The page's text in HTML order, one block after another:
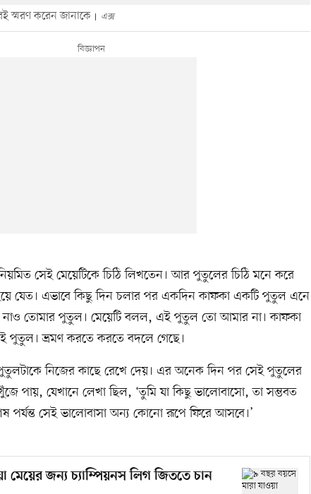
স্মরণ করেন জানাকে এক্স
সেই মেয়েটিকে চিঠি লিখতেন। আর পুতুলের চিঠি মনে করে
যেত। এভাবে কিছু দিন চলার পর একদিন কাফকা একটি পুতুল এনে
নাও তোমার পুতুল। মেয়েটি বলল, এই পুতুল তো আমার না। কাফকা
পুতুল। ভ্রমণ করতে করতে বদলে গেছে।
পুতুলটাকে নিজের কাছে রেখে দেয়। এর অনেক দিন পর সেই পুতুলের
পায়, যেখানে লেখা ছিল, ‘তুমি যা কিছু ভালোবাসো, তা সম্ভবত
পর্যন্ত সেই ভালোবাসা অন্য কোনো রূপে ফিরে আসবে।’
মেয়ের জন্য চ্যাম্পিয়নস লিগ জিততে চান